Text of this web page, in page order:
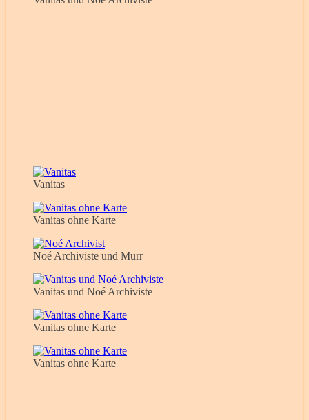
Vanitas
Vanitas ohne Karte
Noé Archiviste und Murr
Vanitas und Noé Archiviste
Vanitas ohne Karte
Vanitas ohne Karte